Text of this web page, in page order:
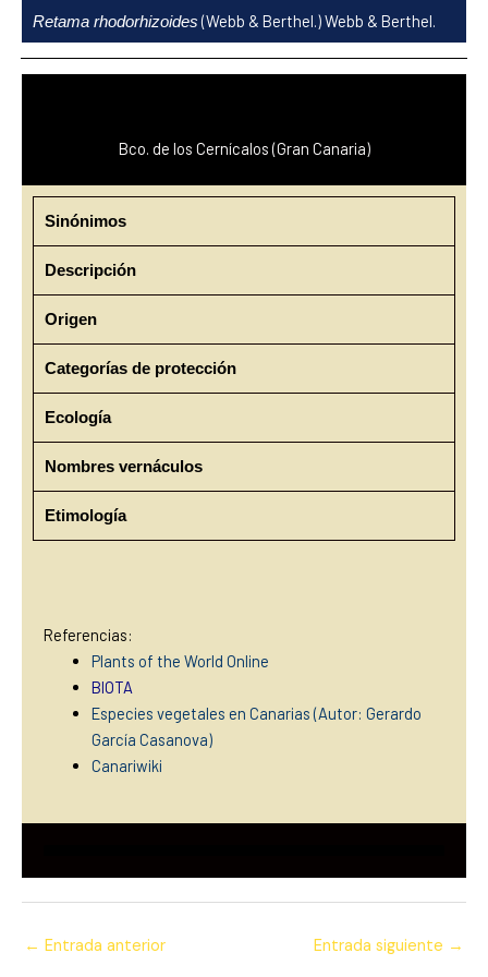
contenido
Retama rhodorhizoides (Webb & Berthel.) Webb & Berthel.
Bco. de los Cernícalos (Gran Canaria)
Sinónimos
Descripción
Origen
Categorías de protección
Ecología
Nombres vernáculos
Etimología
Referencias:
Plants of the World Online
BIOTA
Especies vegetales en Canarias (Autor: Gerardo
García Casanova)
Canariwiki
← Entrada anterior Entrada siguiente →